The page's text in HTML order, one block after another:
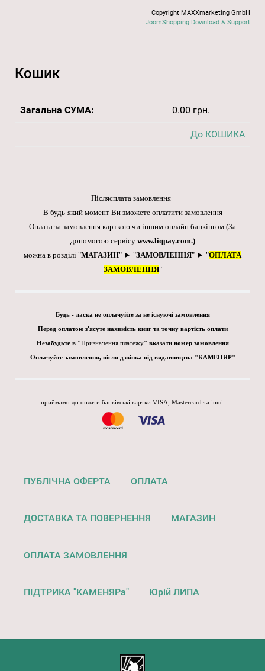
Copyright MAXXmarketing GmbH
JoomShopping Download & Support
Кошик
Загальна СУМА: 0.00 грн.
До КОШИКА
Післясплата замовлення
В будь-який момент Ви зможете оплатити замовлення
Оплата за замовлення карткою чи іншим онлайн банкінгом (За
допомогою сервісу www.liqpay.com.)
можна в розділі "МАГАЗИН" ► "ЗАМОВЛЕННЯ" ► "ОПЛАТА
ЗАМОВЛЕННЯ"
Будь - ласка не оплачуйте за не існуючі замовлення
Перед оплатою з'ясуте наявність книг та точну вартість оплати
Незабудьте в "Призначення платежу" вказати номер замовлення
Оплачуйте замовлення, після дзвінка від видавництва "КАМЕНЯР"
приймамо до оплати банківські картки VISA, Mastercard та інші.
ПУБЛІЧНА ОФЕРТА ОПЛАТА
ДОСТАВКА ТА ПОВЕРНЕННЯ МАГАЗИН
ОПЛАТА ЗАМОВЛЕННЯ
ПІДТРИКА "КАМЕНЯРа" Юрій ЛИПА